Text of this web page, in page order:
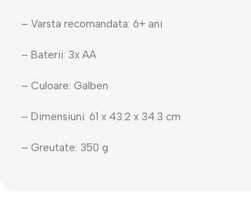
– Varsta recomandata: 6+ ani
– Baterii: 3x AA
– Culoare: Galben
– Dimensiuni: 61 x 43.2 x 34.3 cm
– Greutate: 350 g